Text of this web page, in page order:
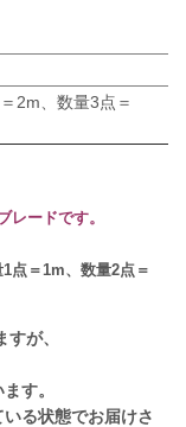
2m、数量3点＝
レードです。
点＝1m、数量2点＝
が、
す。
る状態でお届けさ